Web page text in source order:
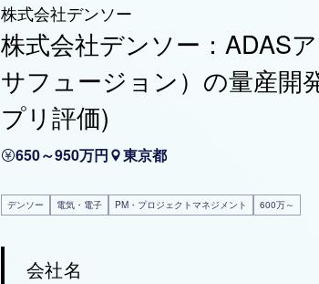
株式会社デンソー
株式会社デンソー：ADAS
サフュージョン）の量産開
プリ評価)
650～950万円 東京都
デンソー 電気・電子 PM・プロジェクトマネジメント 600万～
会社名